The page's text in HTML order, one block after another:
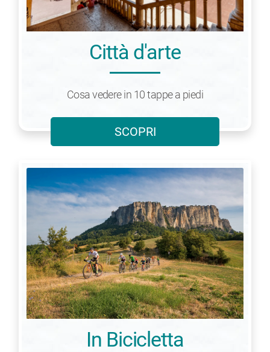
Città d'arte
Cosa vedere in 10 tappe a piedi
SCOPRI
In Bicicletta